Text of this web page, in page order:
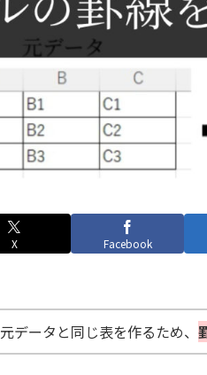
X Facebook
元データと同じ表を作るため、